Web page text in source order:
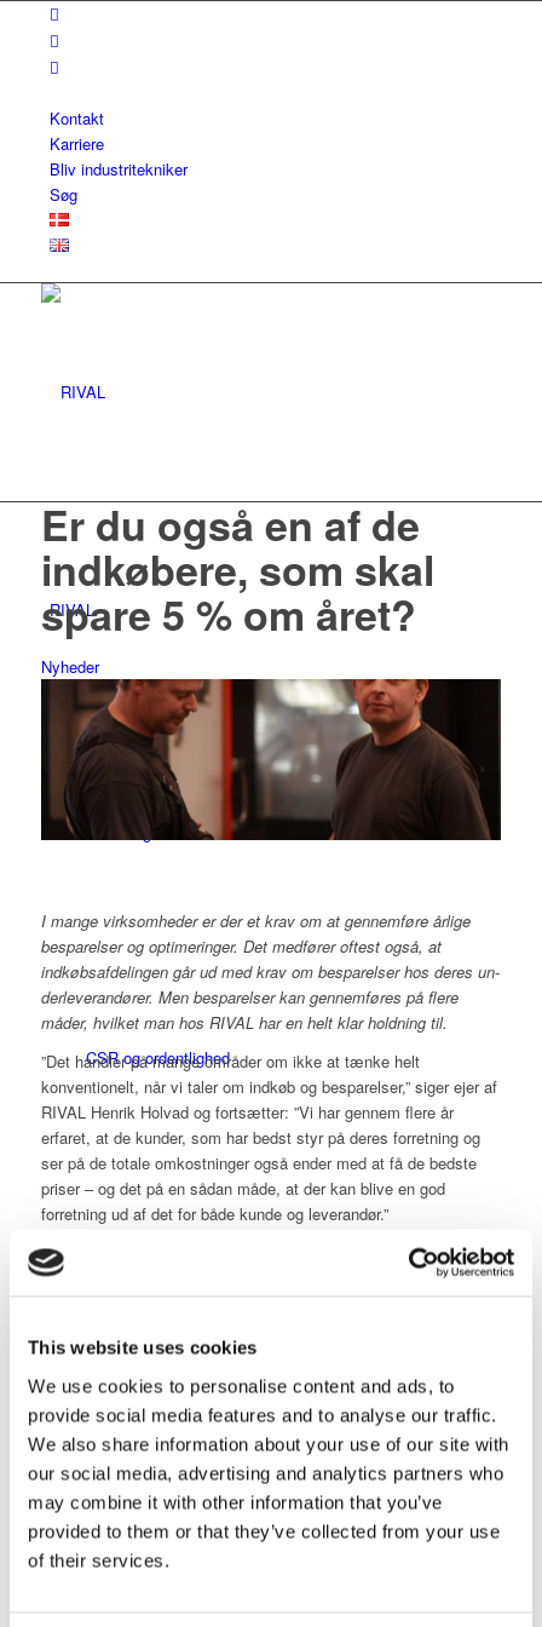
This website uses cookies
We use cookies to personalise content and ads, to
provide social media features and to analyse our traffic.
We also share information about your use of our site with
our social media, advertising and analytics partners who
may combine it with other information that you’ve
provided to them or that they’ve collected from your use
of their services.
Kontakt
Karriere
Bliv industritekniker
Søg
RIVAL
Vision og mission
CSR og ordentlighed
Mød en medarbejder
Er du også en af de
indkøbere, som skal
spare 5 % om året?
Nyheder
I mange virksomheder er der et krav om at gennem­føre årlige
besparelser og optimeringer. Det medfører oftest også, at
indkøbsafde­lingen går ud med krav om besparelser hos deres un­
derleverandører. Men bespa­relser kan gennemføres på flere
måder, hvilket man hos RIVAL har en helt klar hold­ning til.
”Det handler på mange områder om ikke at tænke helt
konventionelt, når vi taler om indkøb og besparelser,” siger ejer af
RIVAL Henrik Holvad og fortsætter: ”Vi har gennem flere år
erfaret, at de kunder, som har bedst styr på deres forretning og
ser på de totale omkostninger også ender med at få de bedste
priser – og det på en sådan måde, at der kan blive en god
forretning ud af det for både kunde og leverandør.”
Valide forecasts
Muligheden for at få gode priser star­ter oftest med, at kunden har
starter med at bestille 200 emner og så gentager den proces fle­re
gange hen over måske et år,” siger Henrik Holvad. ”Her handler
det om på forhånd at vide, at der eksempelvis bliver brug for
1.000 styks om året og herefter indgå en rammeaftale med os om
produktion af dem. Det giver os helt andre muligheder for at
produ­cere, når vi har bedst tid og lægge på lager, så vi kan
levere, når kunden har behovet og samtidig tilbyde en bedre pris.”
Optimering af produkt og produktion
RIVAL indgår ofte i en optimerings­proces om selve